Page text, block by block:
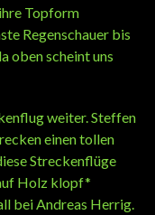
Topform
Regenschauer bis
oben scheint uns
weiter. Steffen
einen tollen
Streckenflüge
Holz klopf*
bei Andreas Herrig.